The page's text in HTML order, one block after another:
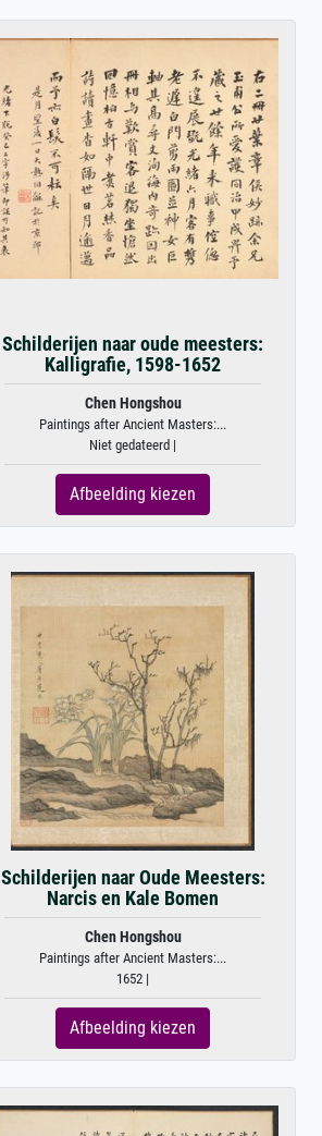
Schilderijen naar oude meesters:
Kalligrafie, 1598-1652
Chen Hongshou
Paintings after Ancient Masters:...
Niet gedateerd |
Afbeelding kiezen
Schilderijen naar Oude Meesters:
Narcis en Kale Bomen
Chen Hongshou
Paintings after Ancient Masters:...
1652 |
Afbeelding kiezen